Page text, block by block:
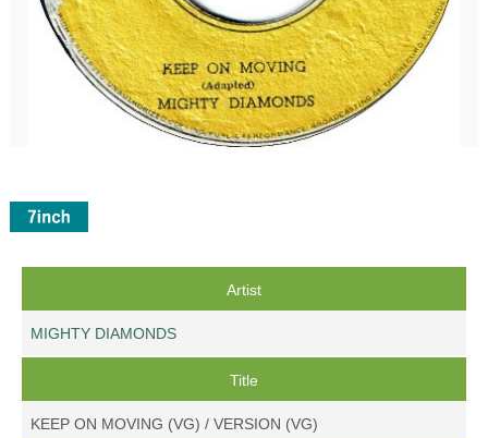
Artist
MIGHTY DIAMONDS
Title
KEEP ON MOVING (VG) / VERSION (VG)